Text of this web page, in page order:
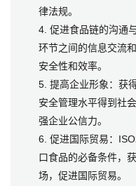
律法规。
4. 促进食品链的沟通
环节之间的信息交流
安全性和效率。
5. 提高企业形象：获
安全管理水平得到社
强企业公信力。
6. 促进国际贸易：
口食品的必备条件，
场，促进国际贸易。